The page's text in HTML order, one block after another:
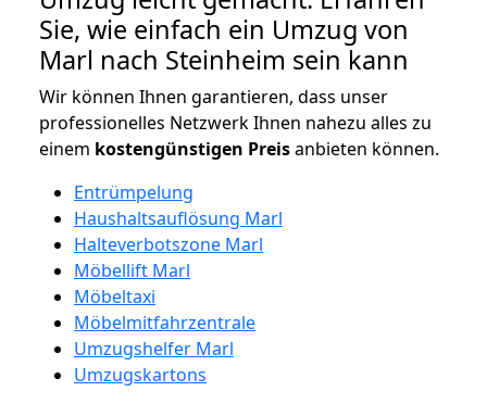
Sie, wie einfach ein Umzug von
Marl nach Steinheim sein kann
Wir können Ihnen garantieren, dass unser
professionelles Netzwerk Ihnen nahezu alles zu
einem kostengünstigen Preisanbieten können.
Entrümpelung
Haushaltsauflösung Marl
Halteverbotszone Marl
Möbellift Marl
Möbeltaxi
Möbelmitfahrzentrale
Umzugshelfer Marl
Umzugskartons